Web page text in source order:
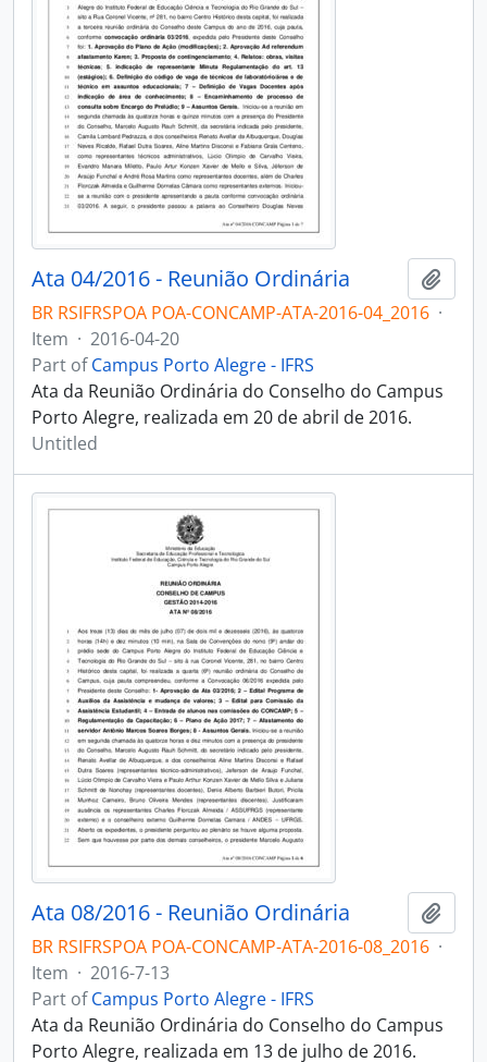
Ata 04/2016 - Reunião Ordinária
BR RSIFRSPOA POA-CONCAMP-ATA-2016-04_2016 ·
Item · 2016-04-20
Part ofCampus Porto Alegre - IFRS
Ata da Reunião Ordinária do Conselho do Campus
Porto Alegre, realizada em 20 de abril de 2016.
Untitled
Ata 08/2016 - Reunião Ordinária
BR RSIFRSPOA POA-CONCAMP-ATA-2016-08_2016 ·
Item · 2016-7-13
Part ofCampus Porto Alegre - IFRS
Ata da Reunião Ordinária do Conselho do Campus
Porto Alegre, realizada em 13 de julho de 2016.